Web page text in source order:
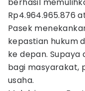
Rp4.964.965.876
Pasek
kepastian hukum
ke depan.
bagi masyarakat,
usaha.